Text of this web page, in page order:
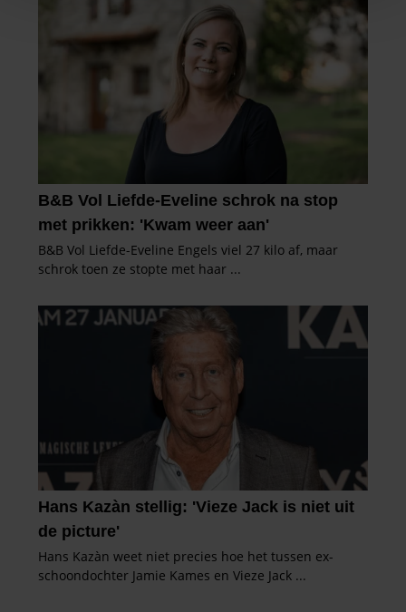
personaliseren, om functies voor social media te bieden
en om ons websiteverkeer te analyseren. Ook delen we
informatie over uw gebruik van onze site met onze
partners voor social media, adverteren en analyse. Deze
partners kunnen deze gegevens combineren met andere
informatie die u aan ze heeft verstrekt of die ze hebben
verzameld op basis van uw gebruik van hun services. U
gaat akkoord met onze cookies als u onze website blijft
gebruiken.